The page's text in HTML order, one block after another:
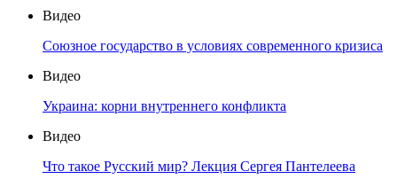
Видео
Союзное государство в условиях современного кризиса
Видео
Украина: корни внутреннего конфликта
Видео
Что такое Русский мир? Лекция Сергея Пантелеева